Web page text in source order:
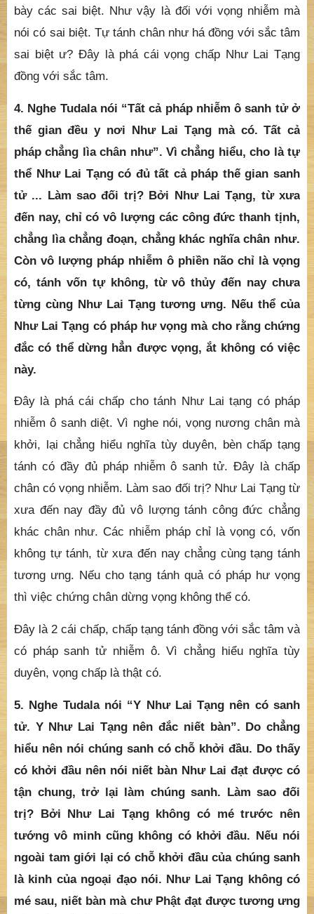
bày các sai biệt. Như vậy là đối với vọng nhiễm mà
nói có sai biệt. Tự tánh chân như há đồng với sắc tâm
sai biệt ư? Đây là phá cái vọng chấp Như Lai Tạng
đồng với sắc tâm.
4. Nghe Tudala nói “Tất cả pháp nhiễm ô sanh tử ở
thế gian đều y nơi Như Lai Tạng mà có. Tất cả
pháp chẳng lìa chân như”. Vì chẳng hiểu, cho là tự
thể Như Lai Tạng có đủ tất cả pháp thế gian sanh
tử ... Làm sao đối trị? Bởi Như Lai Tạng, từ xưa
đến nay, chỉ có vô lượng các công đức thanh tịnh,
chẳng lìa chẳng đoạn, chẳng khác nghĩa chân như.
Còn vô lượng pháp nhiễm ô phiền não chỉ là vọng
có, tánh vốn tự không, từ vô thủy đến nay chưa
từng cùng Như Lai Tạng tương ưng. Nếu thể của
Như Lai Tạng có pháp hư vọng mà cho rằng chứng
đắc có thể dừng hẳn được vọng, ắt không có việc
này.
Đây là phá cái chấp cho tánh Như Lai tạng có pháp
nhiễm ô sanh diệt. Vì nghe nói, vọng nương chân mà
khởi, lại chẳng hiểu nghĩa tùy duyên, bèn chấp tạng
tánh có đầy đủ pháp nhiễm ô sanh tử. Đây là chấp
chân có vọng nhiễm. Làm sao đối trị? Như Lai Tạng từ
xưa đến nay đầy đủ vô lượng tánh công đức chẳng
khác chân như. Các nhiễm pháp chỉ là vọng có, vốn
không tự tánh, từ xưa đến nay chẳng cùng tạng tánh
tương ưng. Nếu cho tạng tánh quả có pháp hư vọng
thì việc chứng chân dừng vọng không thể có.
Đây là 2 cái chấp, chấp tạng tánh đồng với sắc tâm và
có pháp sanh tử nhiễm ô. Vì chẳng hiểu nghĩa tùy
duyên, vọng chấp là thật có.
5. Nghe Tudala nói “Y Như Lai Tạng nên có sanh
tử. Y Như Lai Tạng nên đắc niết bàn”. Do chẳng
hiểu nên nói chúng sanh có chỗ khởi đầu. Do thấy
có khởi đầu nên nói niết bàn Như Lai đạt được có
tận chung, trở lại làm chúng sanh. Làm sao đối
trị? Bởi Như Lai Tạng không có mé trước nên
tướng vô minh cũng không có khởi đầu. Nếu nói
ngoài tam giới lại có chỗ khởi đầu của chúng sanh
là kinh của ngoại đạo nói. Như Lai Tạng không có
mé sau, niết bàn mà chư Phật đạt được tương ưng